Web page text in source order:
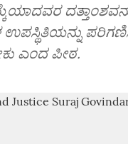
ಪರಿಗಣಿಸಿ
ಎಂದ ಪೀಠ.